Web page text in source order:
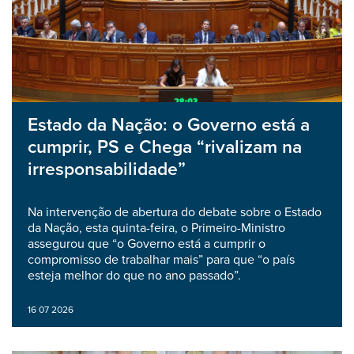
Estado da Nação: o Governo está a
cumprir, PS e Chega “rivalizam na
irresponsabilidade”
Na intervenção de abertura do debate sobre o Estado
da Nação, esta quinta-feira, o Primeiro-Ministro
assegurou que “o Governo está a cumprir o
compromisso de trabalhar mais” para que “o país
esteja melhor do que no ano passado”.
16 07 2026